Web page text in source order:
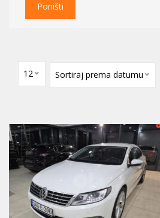
Poništi
12 Sortiraj prema datumu